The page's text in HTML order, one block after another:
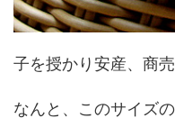
子を授かり安産、商
なんと、このサイズ